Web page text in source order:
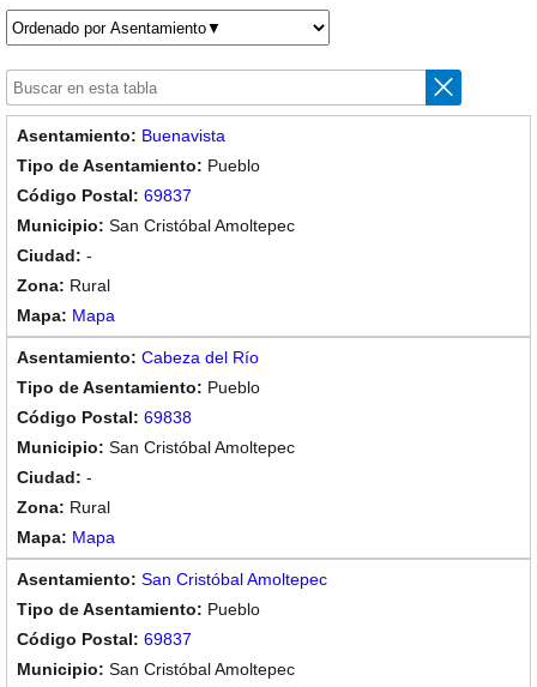
Buenavista
Pueblo
69837
San Cristóbal Amoltepec
-
Rural
Mapa
Cabeza del Río
Pueblo
69838
San Cristóbal Amoltepec
-
Rural
Mapa
San Cristóbal Amoltepec
Pueblo
69837
San Cristóbal Amoltepec